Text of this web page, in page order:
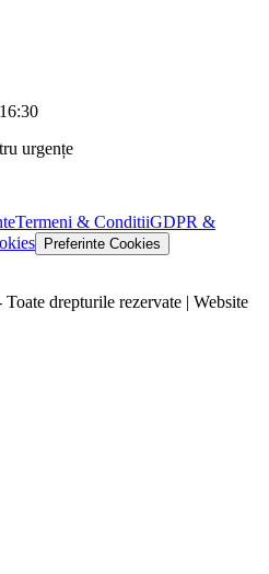
urgențe
Termeni & ConditiiGDPR &
Preferinte Cookies
drepturile rezervate | Website